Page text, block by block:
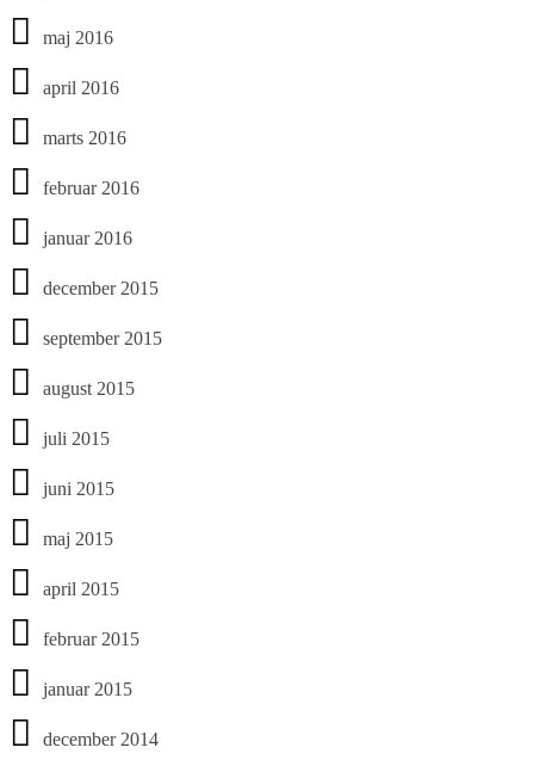
maj 2016
april 2016
marts 2016
februar 2016
januar 2016
december 2015
september 2015
august 2015
juli 2015
juni 2015
maj 2015
april 2015
februar 2015
januar 2015
december 2014